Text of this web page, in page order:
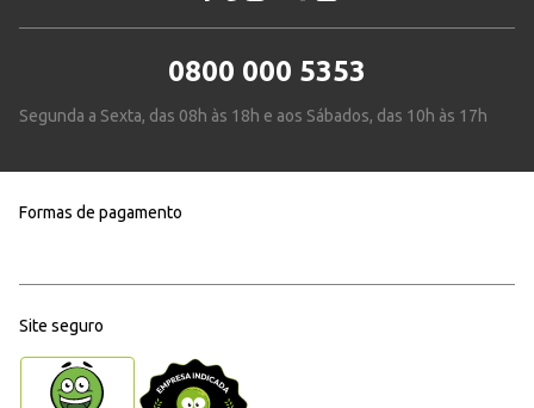
0800 000 5353
Segunda a Sexta, das 08h às 18h e aos Sábados, das 10h às 17h
Formas de pagamento
Site seguro